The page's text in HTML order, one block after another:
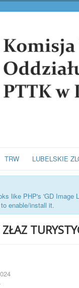
TRW LUBELSKIE
like PHP's 'GD Image
enable/install it.